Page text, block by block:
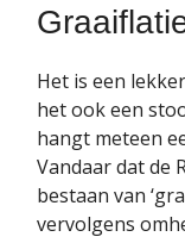
Het is een
het ook een
hangt meteen
Vandaar dat de
bestaan van
vervolgens